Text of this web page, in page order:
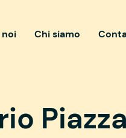
Chi siamo